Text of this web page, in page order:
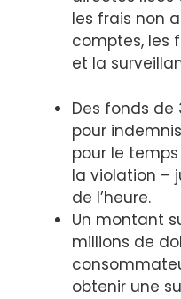
les frais non
comptes, les
et la
Des fonds de
pour
pour le
la violation –
de l’heure.
Un montant
millions de
obtenir une